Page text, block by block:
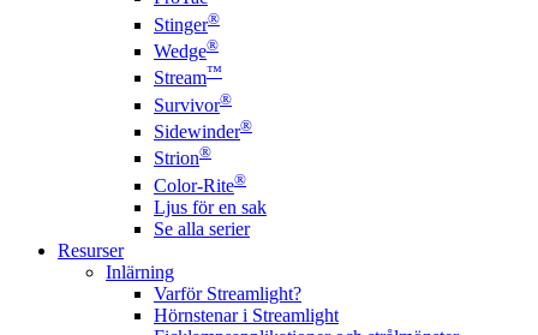
Stinger®
Wedge®
Stream™
Survivor®
Sidewinder®
Strion®
Color-Rite®
Ljus för en sak
Se alla serier
Resurser
Inlärning
Varför Streamlight?
Hörnstenar i Streamlight